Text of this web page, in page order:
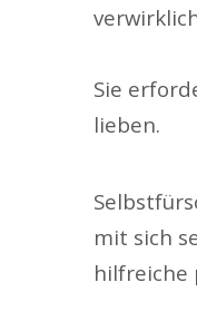
Sie
lieben.
mit sich
hilfreiche